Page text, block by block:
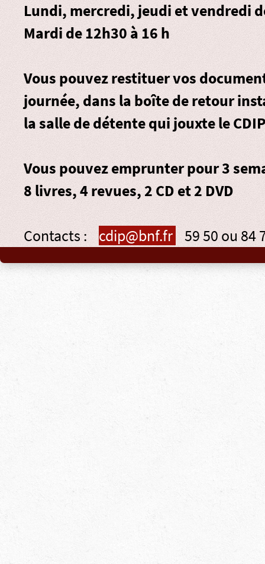
Lundi, mercredi, jeudi et vendredi
Mardi de 12h30 à 16 h
Vous pouvez restituer vos
journée, dans la boîte de retour
la salle de détente qui jouxte le
Vous pouvez emprunter pour 3
8 livres, 4 revues, 2 CD et 2 DVD
Contacts : cdip@bnf.fr 59 50 ou 84